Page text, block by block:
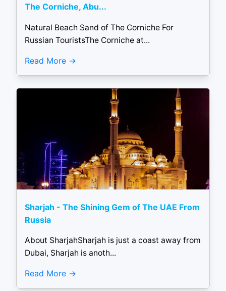
The Corniche, Abu...
Natural Beach Sand of The Corniche For
Russian TouristsThe Corniche at...
Read More
Sharjah - The Shining Gem of The UAE From
Russia
About SharjahSharjah is just a coast away from
Dubai, Sharjah is anoth...
Read More